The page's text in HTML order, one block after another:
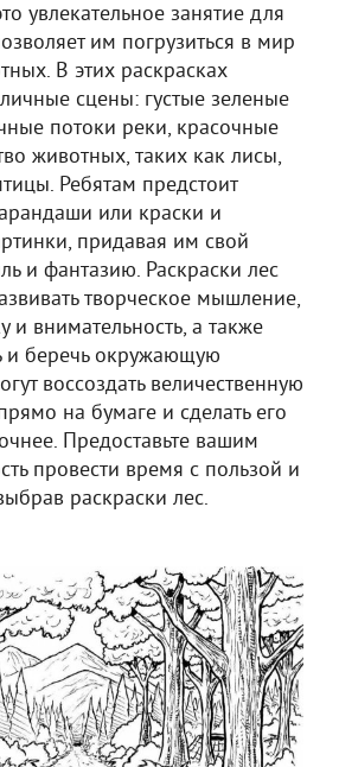
увлекательное занятие для
им погрузиться в мир
В этих раскрасках
сцены: густые зеленые
потоки реки, красочные
животных, таких как лисы,
Ребятам предстоит
или краски и
придавая им свой
и фантазию. Раскраски лес
творческое мышление,
и внимательность, а также
и беречь окружающую
воссоздать величественную
на бумаге и сделать его
Предоставьте вашим
провести время с пользой и
раскраски лес.